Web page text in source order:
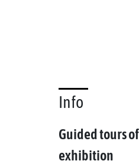
Info
Guided tours
exhibition